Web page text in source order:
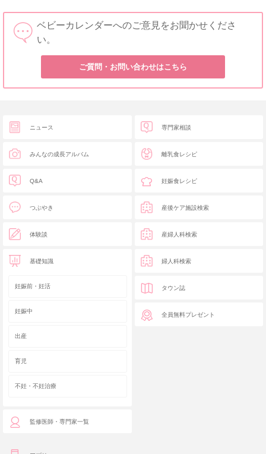
ベビーカレンダーへのご意見をお聞かせくださ
い。
ご質問・お問い合わせはこちら
ニュース
みんなの成長アルバム
Q&A
つぶやき
体験談
基礎知識
妊娠前・妊活
妊娠中
出産
育児
不妊・不妊治療
監修医師・専門家一覧
専門家相談
離乳食レシピ
妊娠食レシピ
産後ケア施設検索
産婦人科検索
婦人科検索
タウン誌
全員無料プレゼント